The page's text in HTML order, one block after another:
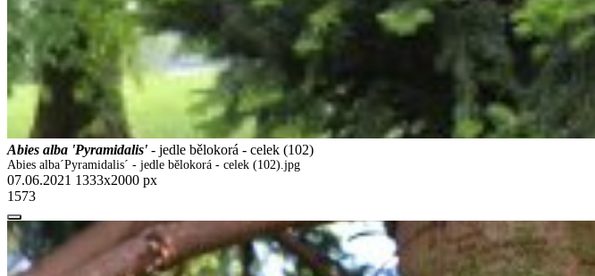
Abies alba 'Pyramidalis' - jedle bělokorá - celek (102)
Abies alba´Pyramidalis´ - jedle bělokorá - celek (102).jpg
07.06.2021 1333x2000 px
1573